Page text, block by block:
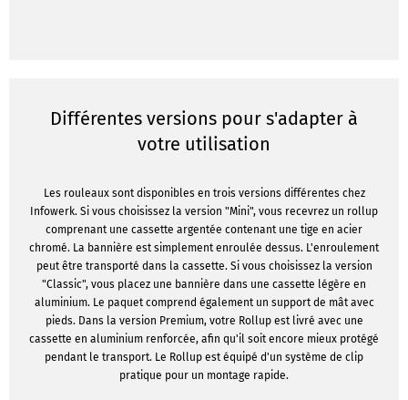
Différentes versions pour s'adapter à
votre utilisation
Les rouleaux sont disponibles en trois versions différentes chez
Infowerk. Si vous choisissez la version "Mini", vous recevrez un rollup
comprenant une cassette argentée contenant une tige en acier
chromé. La bannière est simplement enroulée dessus. L'enroulement
peut être transporté dans la cassette. Si vous choisissez la version
"Classic", vous placez une bannière dans une cassette légère en
aluminium. Le paquet comprend également un support de mât avec
pieds. Dans la version Premium, votre Rollup est livré avec une
cassette en aluminium renforcée, afin qu'il soit encore mieux protégé
pendant le transport. Le Rollup est équipé d'un système de clip
pratique pour un montage rapide.